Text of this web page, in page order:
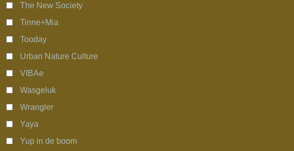
The New Society
Tinne+Mia
Tooday
Urban Nature Culture
VIBAe
Wasgeluk
Wrangler
Yaya
Yup in de boom